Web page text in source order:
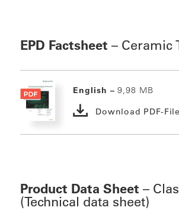
EPD Factsheet – Ceramic
English –9,98 MB
Download PDF-File
Product Data Sheet –
(Technical data sheet)